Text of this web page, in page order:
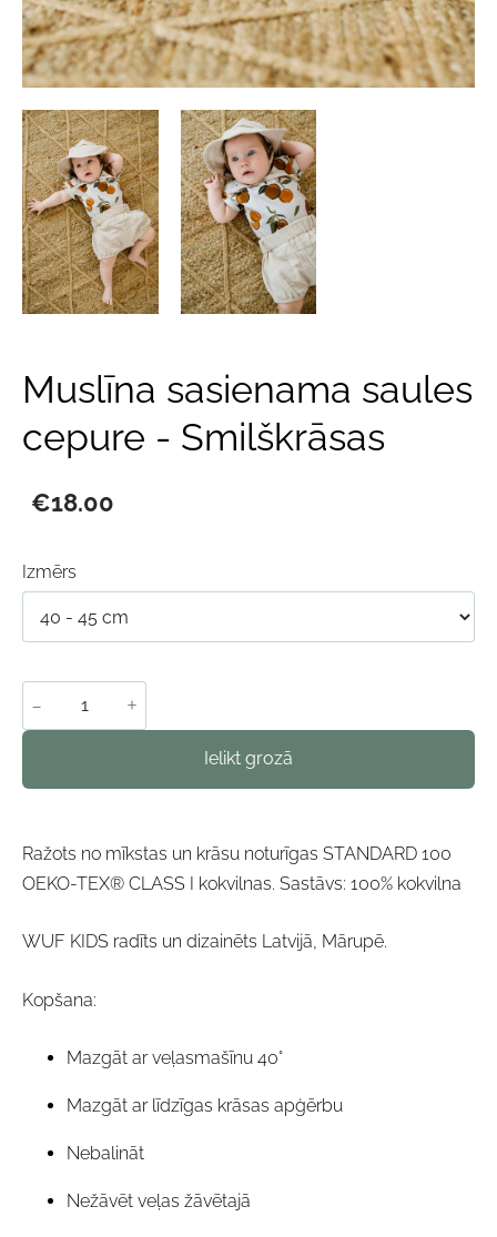
Muslīna sasienama saules
cepure - Smilškrāsas
€18.00
Izmērs
- +
Ielikt grozā
Ražots no mīkstas un krāsu noturīgas STANDARD 100
OEKO-TEX® CLASS I kokvilnas. Sastāvs: 100% kokvilna
WUF KIDS radīts un dizainēts Latvijā, Mārupē.
Kopšana:
Mazgāt ar veļasmašīnu 40°
Mazgāt ar līdzīgas krāsas apģērbu
Nebalināt
Nežāvēt veļas žāvētajā